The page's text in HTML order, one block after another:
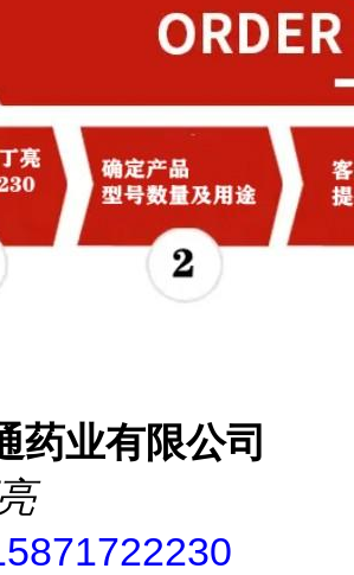
药业有限公司